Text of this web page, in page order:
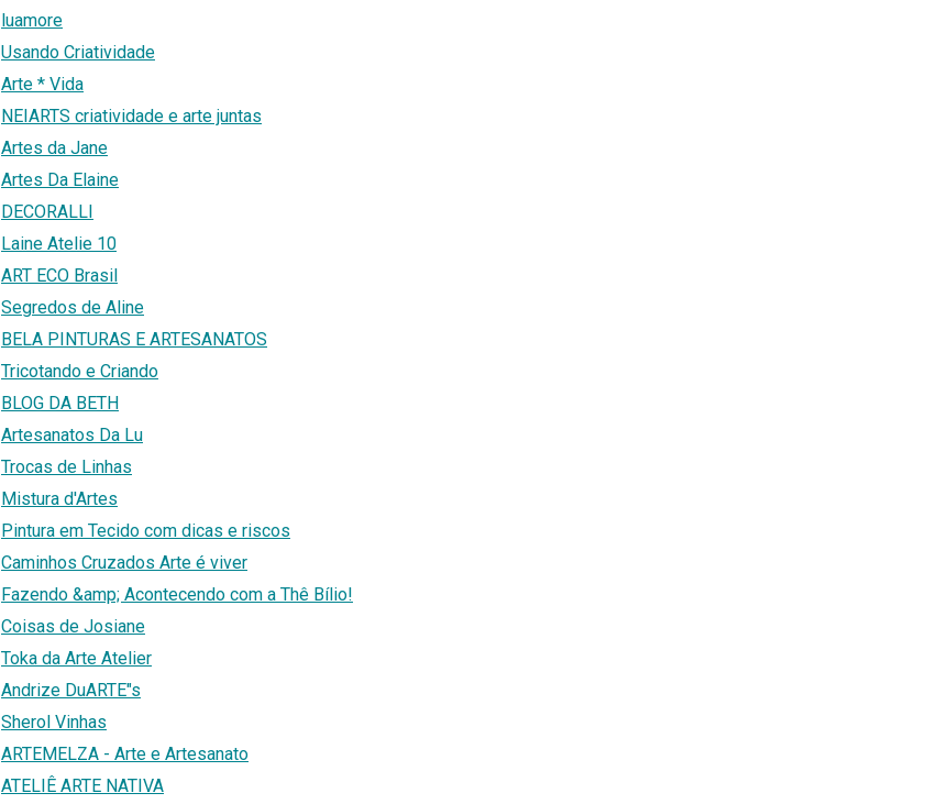
luamore
Usando Criatividade
Arte * Vida
NEIARTS criatividade e arte juntas
Artes da Jane
Artes Da Elaine
DECORALLI
Laine Atelie 10
ART ECO Brasil
Segredos de Aline
BELA PINTURAS E ARTESANATOS
Tricotando e Criando
BLOG DA BETH
Artesanatos Da Lu
Trocas de Linhas
Mistura d'Artes
Pintura em Tecido com dicas e riscos
Caminhos Cruzados Arte é viver
Fazendo &amp; Acontecendo com a Thê Bílio!
Coisas de Josiane
Toka da Arte Atelier
Andrize DuARTE"s
Sherol Vinhas
ARTEMELZA - Arte e Artesanato
ATELIÊ ARTE NATIVA